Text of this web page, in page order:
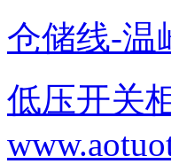
仓储线-温
低压开关